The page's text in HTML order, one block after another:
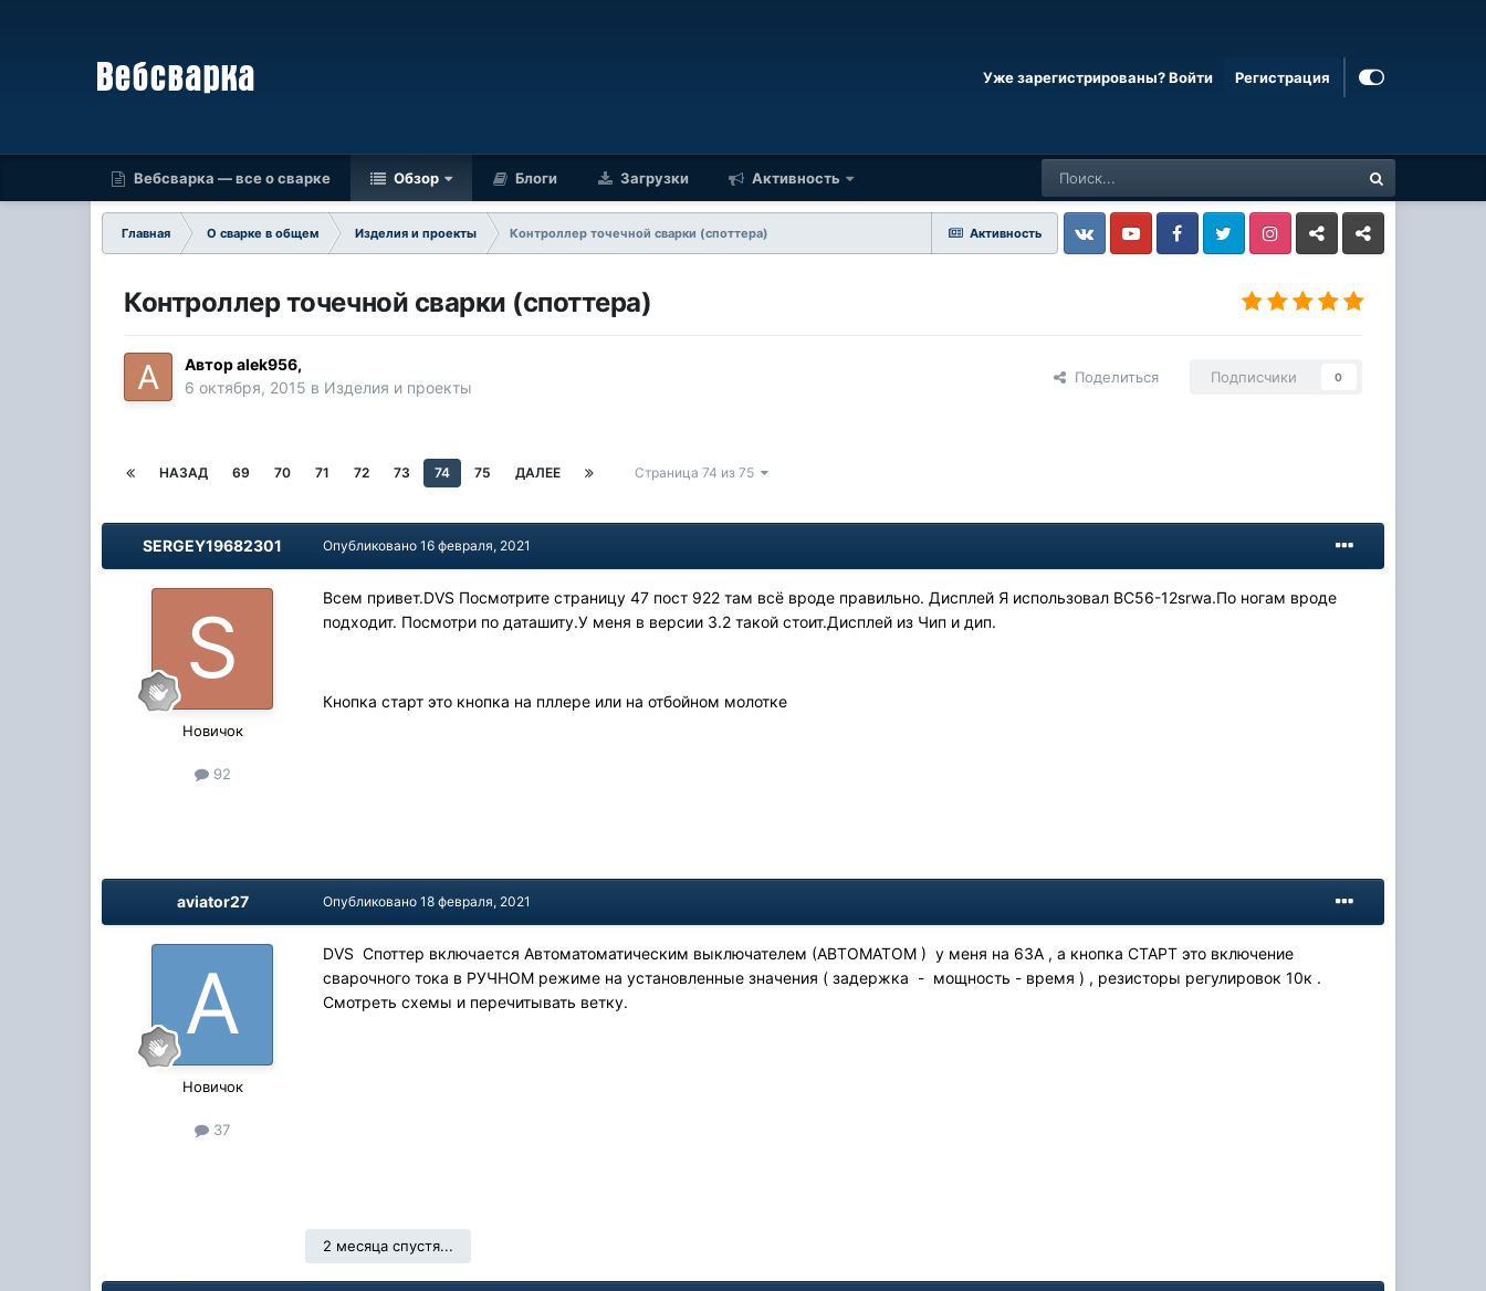
Уже зарегистрированы? Войти Регистрация
Вебсварка — все о сварке Обзор Блоги Загрузки Активность
Активность
Главная О сварке в общем Изделия и проекты
Контроллер точечной сварки (споттера)
VkontakteYouTube FacebookTwitter InstagramLivejournalOdnoklassniki
Контроллер точечной сварки (споттера)
Авторalek956,
6 октября, 2015 в Изделия и проекты
Поделиться Подписчики 0
НАЗАД 69 70 71 72 73 74 75 ДАЛЕЕ Страница 74 из 75
SERGEY19682301
Новичок
92
Опубликовано16 февраля, 2021
Всем привет.DVS Посмотрите страницу 47 пост 922 там всё вроде правильно. Дисплей Я использовал BC56-12srwa.По ногам вроде
подходит. Посмотри по даташиту.У меня в версии 3.2 такой стоит.Дисплей из Чип и дип.
Кнопка старт это кнопка на пллере или на отбойном молотке
aviator27
Новичок
37
Опубликовано18 февраля, 2021
DVS Споттер включается Автоматоматическим выключателем (АВТОМАТОМ ) у меня на 63А , а кнопка СТАРТ это включение
сварочного тока в РУЧНОМ режиме на установленные значения ( задержка - мощность - время ) , резисторы регулировок 10к .
Смотреть схемы и перечитывать ветку.
2 месяца спустя...